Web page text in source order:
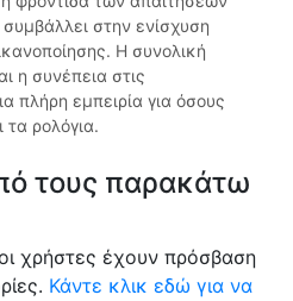
στην ενίσχυση
Η συνολική
η συνέπεια στις
πλήρη εμπειρία για όσους
ρολόγια.
τους παρακάτω
χρήστες έχουν πρόσβαση
Κάντε κλικ εδώ για να